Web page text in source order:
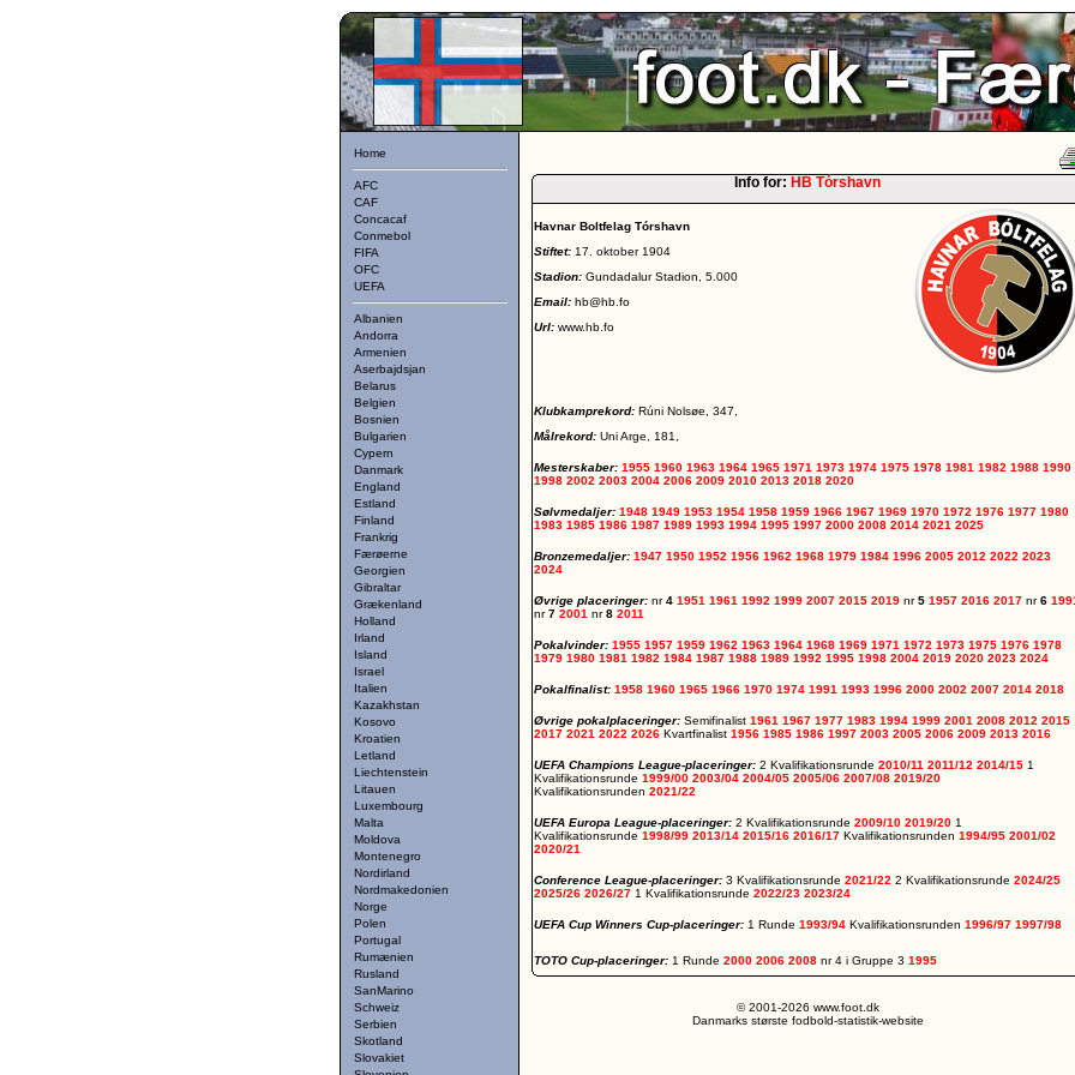
Home
AFC
CAF
Concacaf
Conmebol
FIFA
OFC
UEFA
Albanien
Andorra
Armenien
Aserbajdsjan
Belarus
Belgien
Bosnien
Bulgarien
Cypern
Danmark
England
Estland
Finland
Frankrig
Færøerne
Georgien
Gibraltar
Grækenland
Holland
Irland
Island
Israel
Italien
Kazakhstan
Kosovo
Kroatien
Letland
Liechtenstein
Litauen
Luxembourg
Malta
Moldova
Montenegro
Nordirland
Nordmakedonien
Norge
Polen
Portugal
Rumænien
Rusland
SanMarino
Schweiz
Serbien
Skotland
Slovakiet
Info for: HB Tórshavn
Havnar Boltfelag Tórshavn
Stiftet: 17. oktober 1904
Stadion: Gundadalur Stadion, 5.000
Email: hb@hb.fo
Url: www.hb.fo
Klubkamprekord: Rúni Nolsøe, 347,
Målrekord: Uni Arge, 181,
Mesterskaber: 1955 1960 1963 1964 1965 1971 1973 1974 1975 1978 1981 1982 1988 1990
1998 2002 2003 2004 2006 2009 2010 2013 2018 2020
Sølvmedaljer: 1948 1949 1953 1954 1958 1959 1966 1967 1969 1970 1972 1976 1977 1980
1983 1985 1986 1987 1989 1993 1994 1995 1997 2000 2008 2014 2021 2025
Bronzemedaljer: 1947 1950 1952 1956 1962 1968 1979 1984 1996 2005 2012 2022 2023
2024
Øvrige placeringer: nr4 1951 1961 1992 1999 2007 2015 2019 nr5 1957 2016 2017 nr6
nr7 2001 nr8 2011
Pokalvinder: 1955 1957 1959 1962 1963 1964 1968 1969 1971 1972 1973 1975 1976 1978
1979 1980 1981 1982 1984 1987 1988 1989 1992 1995 1998 2004 2019 2020 2023 2024
Pokalfinalist: 1958 1960 1965 1966 1970 1974 1991 1993 1996 2000 2002 2007 2014 2018
Øvrige pokalplaceringer: Semifinalist 1961 1967 1977 1983 1994 1999 2001 2008 2012 2015
2017 2021 2022 2026 Kvartfinalist 1956 1985 1986 1997 2003 2005 2006 2009 2013 2016
UEFA Champions League-placeringer: 2 Kvalifikationsrunde 2010/11 2011/12 2014/15 1
Kvalifikationsrunde 1999/00 2003/04 2004/05 2005/06 2007/08 2019/20
Kvalifikationsrunden 2021/22
UEFA Europa League-placeringer: 2 Kvalifikationsrunde 2009/10 2019/20 1
Kvalifikationsrunde 1998/99 2013/14 2015/16 2016/17 Kvalifikationsrunden 1994/95 2001/02
2020/21
Conference League-placeringer: 3 Kvalifikationsrunde 2021/22 2 Kvalifikationsrunde 2024/25
2025/26 2026/27 1 Kvalifikationsrunde 2022/23 2023/24
UEFA Cup Winners Cup-placeringer: 1 Runde 1993/94 Kvalifikationsrunden 1996/97 1997/98
TOTO Cup-placeringer: 1 Runde 2000 2006 2008 nr 4 i Gruppe 3 1995
© 2001-2026 www.foot.dk
Danmarks største fodbold-statistik-website